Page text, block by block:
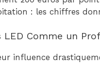
: les chiffres
Comme un
influence